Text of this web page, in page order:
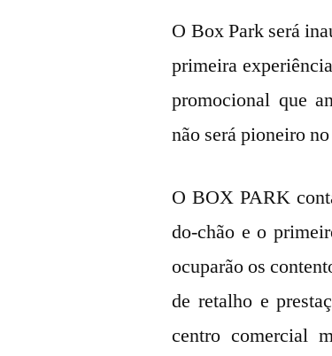
O Box Park será
primeira
promocional que
não será pioneiro
O BOX PARK
do-chão e o
ocuparão os
de retalho e
centro comercial